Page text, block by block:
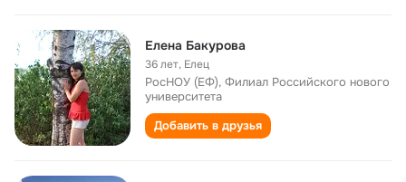
Елена Бакурова
36 лет, Елец
РосНОУ (ЕФ), Филиал Российского нового
университета
Добавить в друзья